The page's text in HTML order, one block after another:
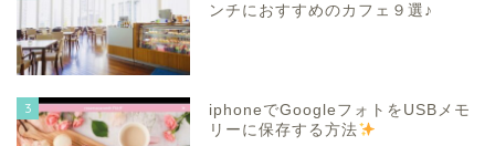
ンチにおすすめのカフェ９選♪
3
iphoneでGoogleフォトをUSBメモ
リーに保存する方法